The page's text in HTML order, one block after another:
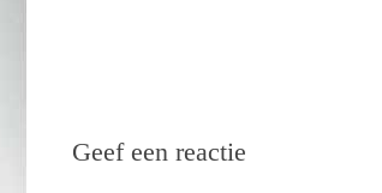
Geef een reactie